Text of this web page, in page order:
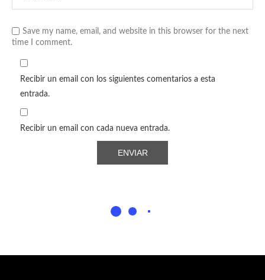
Save my name, email, and website in this browser for the next
time I comment.
Recibir un email con los siguientes comentarios a esta
entrada.
Recibir un email con cada nueva entrada.